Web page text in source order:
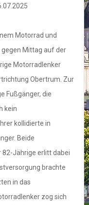
Motorrad und
gegen Mittag auf der
Motorradlenker
Obertrum. Zur
Fußgänger, die
kein
kollidierte in
Beide
82-Jährige erlitt dabei
brachte
in das
zog sich